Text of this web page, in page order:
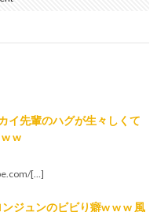
イ先輩のハグが生々しくて
w
[…]
ジュンのビビり癖w w w 風